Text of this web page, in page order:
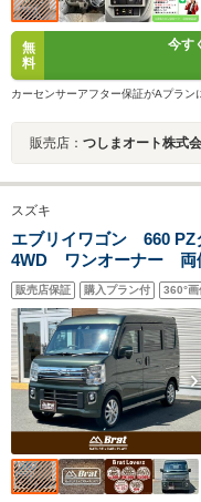
無
料
今す
カーセンサーアフター保証がAプラン
販売店： つしまオート株式
スズキ
エブリイワゴン 660 PZ
4WD ワンオーナー 両
ステップ オートライト/
プ 運転席シートヒータ
突被害軽減ブレーキ 純
販売店保証 購入プラン付 360°画